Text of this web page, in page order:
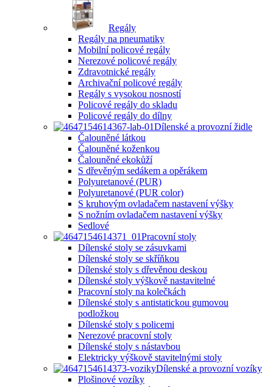
Regály
Regály na pneumatiky
Mobilní policové regály
Nerezové policové regály
Zdravotnické regály
Archivační policové regály
Regály s vysokou nosností
Policové regály do skladu
Policové regály do dílny
Dílenské a provozní židle
Čalouněné látkou
Čalouněné koženkou
Čalouněné ekokůží
S dřevěným sedákem a opěrákem
Polyuretanové (PUR)
Polyuretanové (PUR color)
S kruhovým ovladačem nastavení výšky
S nožním ovladačem nastavení výšky
Sedlové
Pracovní stoly
Dílenské stoly se zásuvkami
Dílenské stoly se skříňkou
Dílenské stoly s dřevěnou deskou
Dílenské stoly výškově nastavitelné
Pracovní stoly na kolečkách
Dílenské stoly s antistatickou gumovou
podložkou
Dílenské stoly s policemi
Nerezové pracovní stoly
Dílenské stoly s nástavbou
Elektricky výškově stavitelnými stoly
Dílenské a provozní vozíky
Plošinové vozíky